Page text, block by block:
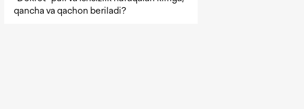
qancha va qachon beriladi?